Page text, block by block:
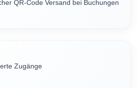
QR-Code Versand bei Buchungen
Zugänge